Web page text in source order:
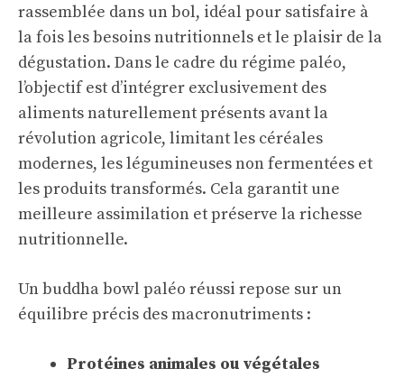
rassemblée dans un bol, idéal pour satisfaire à
la fois les besoins nutritionnels et le plaisir de la
dégustation. Dans le cadre du régime paléo,
l’objectif est d’intégrer exclusivement des
aliments naturellement présents avant la
révolution agricole, limitant les céréales
modernes, les légumineuses non fermentées et
les produits transformés. Cela garantit une
meilleure assimilation et préserve la richesse
nutritionnelle.
Un buddha bowl paléo réussi repose sur un
équilibre précis des macronutriments :
Protéines animales ou végétales